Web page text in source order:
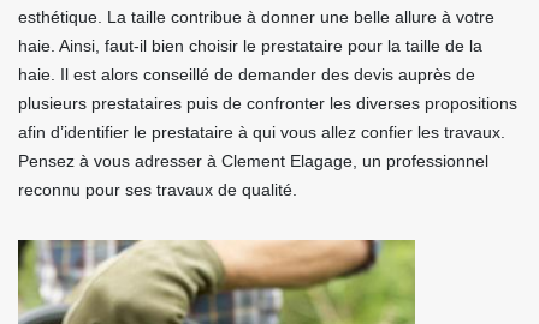
esthétique. La taille contribue à donner une belle allure à votre
haie. Ainsi, faut-il bien choisir le prestataire pour la taille de la
haie. Il est alors conseillé de demander des devis auprès de
plusieurs prestataires puis de confronter les diverses propositions
afin d’identifier le prestataire à qui vous allez confier les travaux.
Pensez à vous adresser à Clement Elagage, un professionnel
reconnu pour ses travaux de qualité.